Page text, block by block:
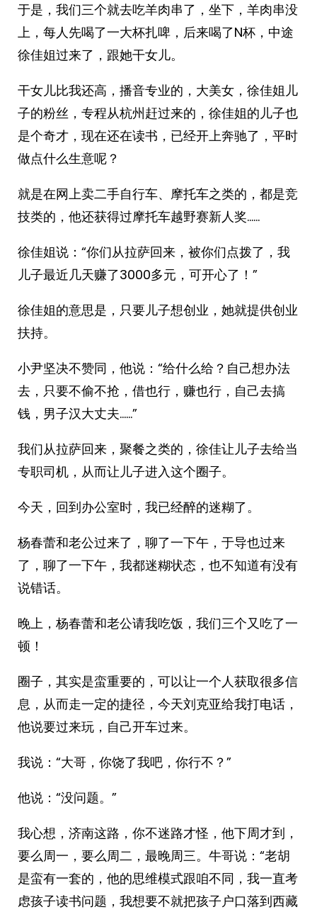
于是，我们三个就去吃羊肉串了，坐下，羊肉串没
上，每人先喝了一大杯扎啤，后来喝了N杯，中途
徐佳姐过来了，跟她干女儿。
干女儿比我还高，播音专业的，大美女，徐佳姐儿
子的粉丝，专程从杭州赶过来的，徐佳姐的儿子也
是个奇才，现在还在读书，已经开上奔驰了，平时
做点什么生意呢？
就是在网上卖二手自行车、摩托车之类的，都是竞
技类的，他还获得过摩托车越野赛新人奖……
徐佳姐说：“你们从拉萨回来，被你们点拨了，我
儿子最近几天赚了3000多元，可开心了！”
徐佳姐的意思是，只要儿子想创业，她就提供创业
扶持。
小尹坚决不赞同，他说：“给什么给？自己想办法
去，只要不偷不抢，借也行，赚也行，自己去搞
钱，男子汉大丈夫……”
我们从拉萨回来，聚餐之类的，徐佳让儿子去给当
专职司机，从而让儿子进入这个圈子。
今天，回到办公室时，我已经醉的迷糊了。
杨春蕾和老公过来了，聊了一下午，于导也过来
了，聊了一下午，我都迷糊状态，也不知道有没有
说错话。
晚上，杨春蕾和老公请我吃饭，我们三个又吃了一
顿！
圈子，其实是蛮重要的，可以让一个人获取很多信
息，从而走一定的捷径，今天刘克亚给我打电话，
他说要过来玩，自己开车过来。
我说：“大哥，你饶了我吧，你行不？”
他说：“没问题。”
我心想，济南这路，你不迷路才怪，他下周才到，
要么周一，要么周二，最晚周三。牛哥说：“老胡
是蛮有一套的，他的思维模式跟咱不同，我一直考
虑孩子读书问题，我想要不就把孩子户口落到西藏